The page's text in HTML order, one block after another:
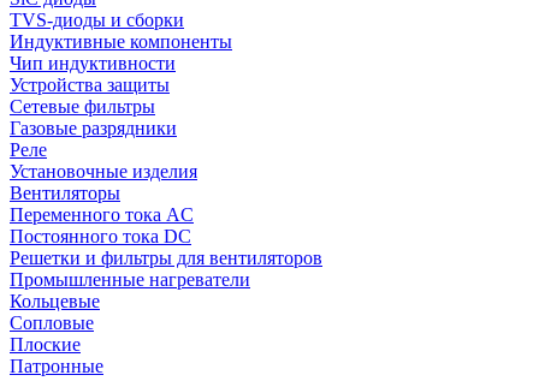
TVS-диоды и сборки
Индуктивные компоненты
Чип индуктивности
Устройства защиты
Сетевые фильтры
Газовые разрядники
Реле
Установочные изделия
Вентиляторы
Переменного тока AC
Постоянного тока DC
Решетки и фильтры для вентиляторов
Промышленные нагреватели
Кольцевые
Сопловые
Плоские
Патронные